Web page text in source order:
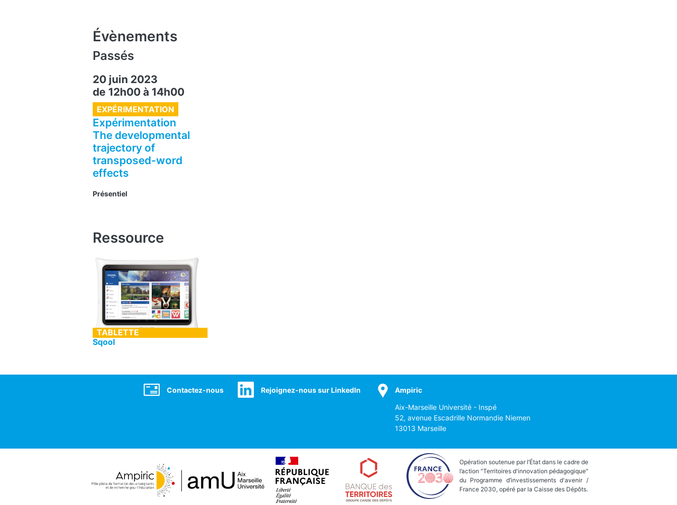
Évènements
Passés
20 juin 2023
de 12h00 à 14h00
EXPÉRIMENTATION
Expérimentation
The developmental
trajectory of
transposed-word
effects
Présentiel
Ressource
TABLETTE
Sqool
SocialContactez-nous Rejoignez-nous sur LinkedIn Ampiric
Aix-Marseille Université - Inspé
52, avenue Escadrille Normandie Niemen
13013 Marseille
Opération soutenue par l’État dans le cadre de
l’action "Territoires d'innovation pédagogique"
du Programme d’investissements d'avenir /
France 2030, opéré par la Caisse des Dépôts.